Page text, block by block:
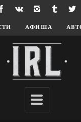
АФИША